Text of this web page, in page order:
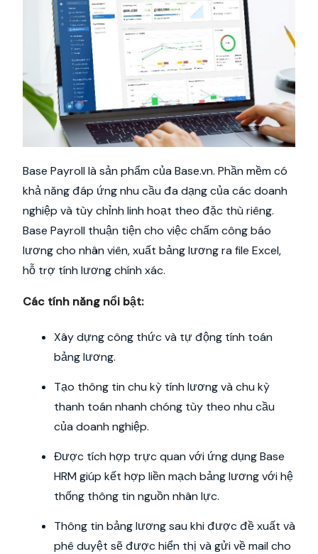
Base Payroll là sản phẩm của Base.vn. Phần mềm có
khả năng đáp ứng nhu cầu đa dạng của các doanh
nghiệp và tùy chỉnh linh hoạt theo đặc thù riêng.
Base Payroll thuận tiện cho việc chấm công báo
lương cho nhân viên, xuất bảng lương ra file Excel,
hỗ trợ tính lương chính xác.
Các tính năng nổi bật:
Xây dựng công thức và tự động tính toán
bảng lương.
Tạo thông tin chu kỳ tính lương và chu kỳ
thanh toán nhanh chóng tùy theo nhu cầu
của doanh nghiệp.
Được tích hợp trực quan với ứng dụng Base
HRM giúp kết hợp liền mạch bảng lương với hệ
thống thông tin nguồn nhân lực.
Thông tin bảng lương sau khi được đề xuất và
phê duyệt sẽ được hiển thị và gửi về mail cho